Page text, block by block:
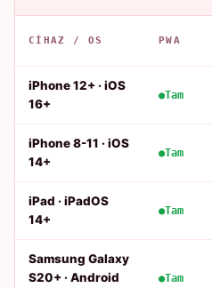
CIHAZ / OS PWA
iPhone 12+ · iOS
16+
Tam
iPhone 8-11 · iOS
14+
Tam
iPad · iPadOS
14+
Tam
Samsung Galaxy
S20+ · Android
Tam